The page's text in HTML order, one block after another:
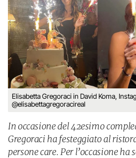
Elisabetta Gregoraci in David Koma,
@elisabettagregoracireal
In occasione del 42esimo
Gregoraci ha festeggiato al
persone care. Per l’occasione ha